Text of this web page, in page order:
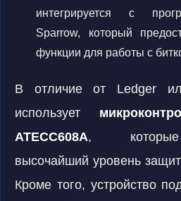
интегрируется с
Sparrow, который
функции для работы с
В отличие от Ledger
использует
ATECC608A, которые
высочайший уровень
Кроме того, устройство